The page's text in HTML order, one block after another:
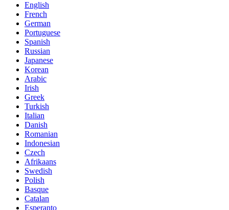
English
French
German
Portuguese
Spanish
Russian
Japanese
Korean
Arabic
Irish
Greek
Turkish
Italian
Danish
Romanian
Indonesian
Czech
Afrikaans
Swedish
Polish
Basque
Catalan
Esperanto